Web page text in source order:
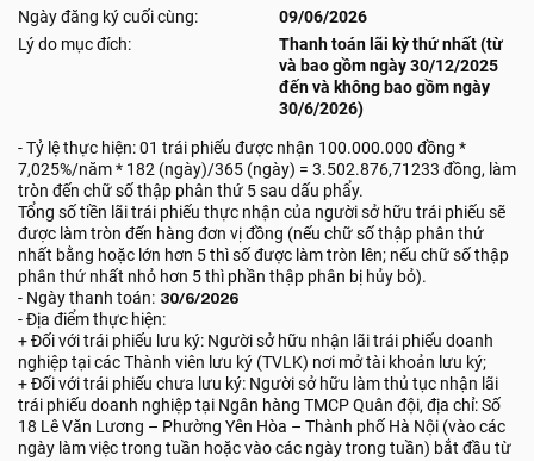
Ngày đăng ký cuối cùng:
09/06/2026
Lý do mục đích:
Thanh toán lãi kỳ thứ nhất (từ
và bao gồm ngày 30/12/2025
đến và không bao gồm ngày
30/6/2026)
- Tỷ lệ thực hiện: 01 trái phiếu được nhận 100.000.000 đồng *
7,025%/năm * 182 (ngày)/365 (ngày) = 3.502.876,71233 đồng, làm
tròn đến chữ số thập phân thứ 5 sau dấu phẩy.
Tổng số tiền lãi trái phiếu thực nhận của người sở hữu trái phiếu sẽ
được làm tròn đến hàng đơn vị đồng (nếu chữ số thập phân thứ
nhất bằng hoặc lớn hơn 5 thì số được làm tròn lên; nếu chữ số thập
phân thứ nhất nhỏ hơn 5 thì phần thập phân bị hủy bỏ).
- Ngày thanh toán: 30/6/2026
- Địa điểm thực hiện:
+ Đối với trái phiếu lưu ký: Người sở hữu nhận lãi trái phiếu doanh
nghiệp tại các Thành viên lưu ký (TVLK) nơi mở tài khoản lưu ký;
+ Đối với trái phiếu chưa lưu ký: Người sở hữu làm thủ tục nhận lãi
trái phiếu doanh nghiệp tại Ngân hàng TMCP Quân đội, địa chỉ: Số
18 Lê Văn Lương – Phường Yên Hòa – Thành phố Hà Nội (vào các
ngày làm việc trong tuần hoặc vào các ngày trong tuần) bắt đầu từ